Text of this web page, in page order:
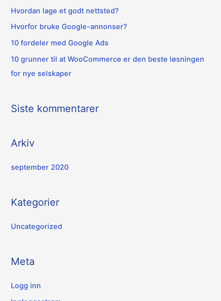
:
Hvordan lage et godt nettsted?
Hvorfor bruke Google-annonser?
10 fordeler med Google Ads
10 grunner til at WooCommerce er den beste løsningen
for nye selskaper
Siste kommentarer
Arkiv
september 2020
Kategorier
Uncategorized
Meta
Logg inn